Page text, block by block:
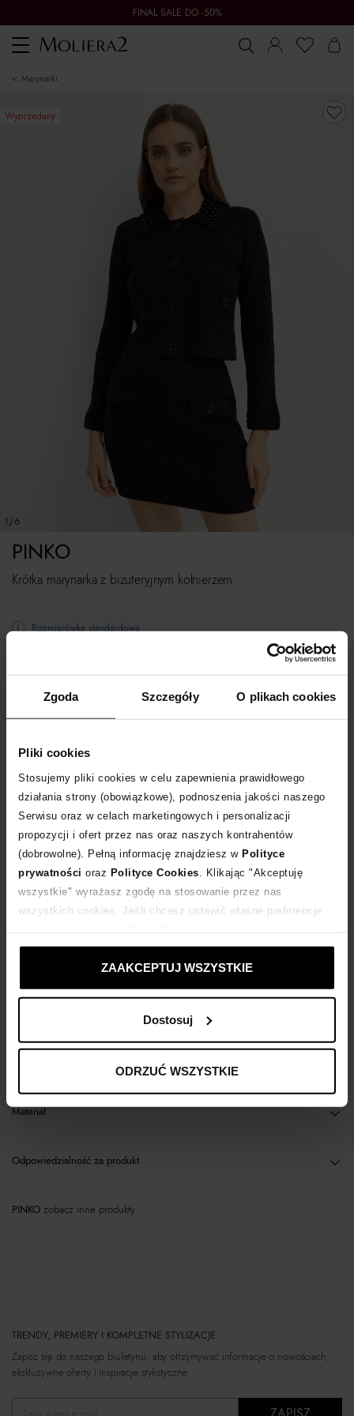
Zgoda Szczegóły O plikach cookies
Pliki cookies
Stosujemy pliki cookies w celu zapewnienia prawidłowego
działania strony (obowiązkowe), podnoszenia jakości naszego
Serwisu oraz w celach marketingowych i personalizacji
propozycji i ofert przez nas oraz naszych kontrahentów
(dobrowolne). Pełną informację znajdziesz w Polityce
prywatności oraz Polityce Cookies . Klikając "Akceptuję
wszystkie" wyrażasz zgodę na stosowanie przez nas
wszystkich cookies. Jeśli chcesz ustawić własne preferencje
ustawienia prywatności.
ZAAKCEPTUJ WSZYSTKIE
Dostosuj
ODRZUĆ WSZYSTKIE
FINAL SALE DO -50%
Toggle
navigation
marynarki
Wyprzedany
1/6
Krótka marynarka z biżuteryjnym kołnierzem
PINKO
Rozmiarówka standardowa.
Dostawa od 0 zł
14 dni na zwrot towaru
+316 punktówzyskujesz w Klubie Korzyści
Produkt partnerskiMoliera2
Materiał
Odpowiedzialność za produkt
PINKO zobacz inne produkty
TRENDY, PREMIERY I KOMPLETNE STYLIZACJE
Zapisz się do naszego biuletynu, aby otrzymywać informacje o nowościach,
ekskluzywne oferty i inspiracje stylistyczne.